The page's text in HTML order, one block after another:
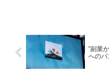
“副業
へのパ